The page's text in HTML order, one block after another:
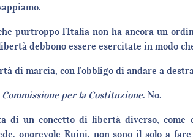
purtroppo l’Italia non ha ancora un
debbono essere esercitate in modo
di marcia, con l’obbligo di andare a
per la Costituzione. No.
di un concetto di libertà diverso, come
onorevole Ruini, non sono il solo a